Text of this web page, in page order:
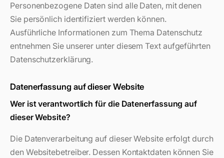
Personenbezogene Daten sind alle Daten, mit denen
Sie persönlich identifiziert werden können.
Ausführliche Informationen zum Thema Datenschutz
entnehmen Sie unserer unter diesem Text aufgeführten
Datenschutzerklärung.
Datenerfassung auf dieser Website
Wer ist verantwortlich für die Datenerfassung auf
dieser Website?
Die Datenverarbeitung auf dieser Website erfolgt durch
den Websitebetreiber. Dessen Kontaktdaten können Sie